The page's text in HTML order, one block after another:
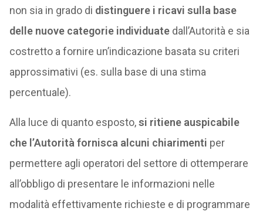
non sia in grado di distinguere i ricavi sulla base
delle nuove categorie individuatedall’Autorità e sia
costretto a fornire un’indicazione basata su criteri
approssimativi (es. sulla base di una stima
percentuale).
Alla luce di quanto esposto,si ritiene auspicabile
che l’Autorità fornisca alcuni chiarimenti per
permettere agli operatori del settore di ottemperare
all’obbligo di presentare le informazioni nelle
modalità effettivamente richieste e di programmare